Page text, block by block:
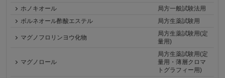
ホノキオール
局方一般試験法用
ボルネオール酢酸エステル
局方生薬試験用
マグノフロリンヨウ化物
局方生薬試験用(定
量用)
マグノロール
局方生薬試験用(定
量用・薄層クロマ
トグラフィー用)